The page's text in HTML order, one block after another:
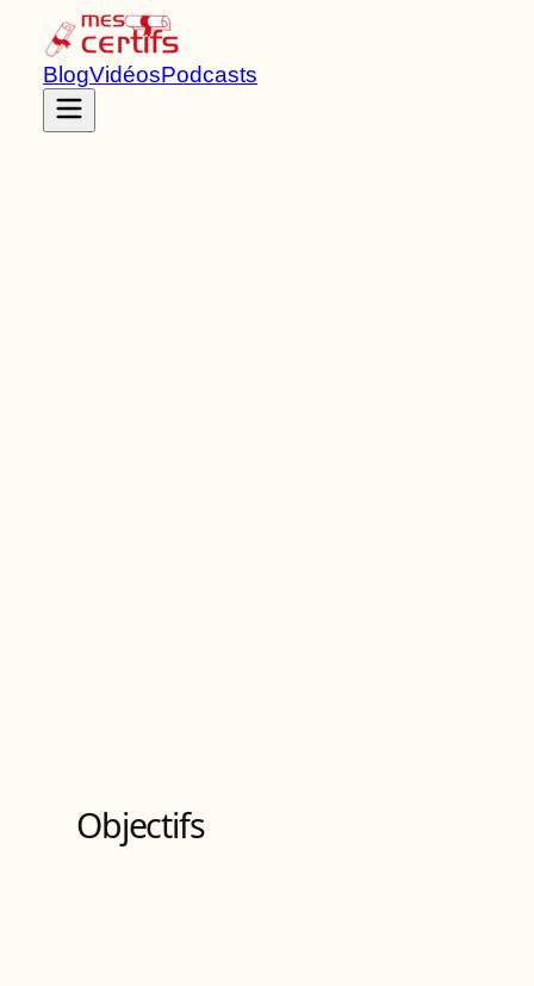
BlogVidéosPodcasts
Objectifs